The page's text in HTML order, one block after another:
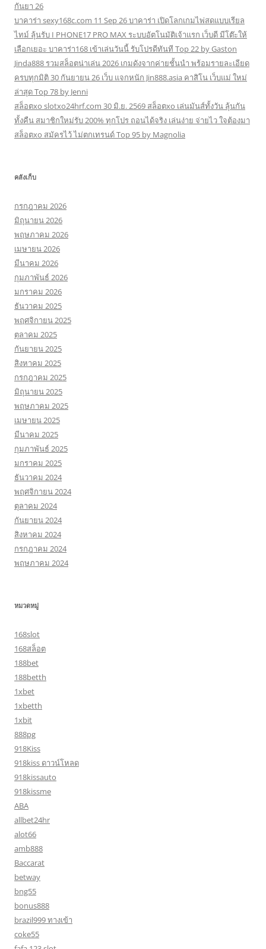
กันยา 26
บาคาร่า sexy168c.com 11 Sep 26 บาคาร่า เปิดโลกเกมไพ่สดแบบเรียล
ไทม์ ลุ้นรับ I PHONE17 PRO MAX ระบบอัตโนมัติเจ้าแรก เว็บดี มีโต๊ะให้
เลือกเยอะ บาคาร่า168 เข้าเล่นวันนี้ รับโปรดีทันที Top 22 by Gaston
Jinda888 รวมสล็อตน่าเล่น 2026 เกมดังจากค่ายชั้นนำ พร้อมรายละเอียด
ครบทุกมิติ 30 กันยายน 26 เว็บ แจกหนัก Jin888.asia คาสิโน เว็บแม่ ใหม่
ล่าสุด Top 78 by Jenni
สล็อตxo slotxo24hrf.com 30 มิ.ย. 2569 สล็อตxo เล่นมันส์ทั้งวัน ลุ้นกัน
ทั้งคืน สมาชิกใหม่รับ 200% ทุกโปร ถอนได้จริง เล่นง่าย จ่ายไว ใจต้องมา
สล็อตxo สมัครไว้ ไม่ตกเทรนด์ Top 95 by Magnolia
คลังเก็บ
กรกฎาคม 2026
มิถุนายน 2026
พฤษภาคม 2026
เมษายน 2026
มีนาคม 2026
กุมภาพันธ์ 2026
มกราคม 2026
ธันวาคม 2025
พฤศจิกายน 2025
ตุลาคม 2025
กันยายน 2025
สิงหาคม 2025
กรกฎาคม 2025
มิถุนายน 2025
พฤษภาคม 2025
เมษายน 2025
มีนาคม 2025
กุมภาพันธ์ 2025
มกราคม 2025
ธันวาคม 2024
พฤศจิกายน 2024
ตุลาคม 2024
กันยายน 2024
สิงหาคม 2024
กรกฎาคม 2024
พฤษภาคม 2024
หมวดหมู่
168slot
168สล็อต
188bet
188betth
1xbet
1xbetth
1xbit
888pg
918Kiss
918kiss ดาวน์โหลด
918kissauto
918kissme
ABA
allbet24hr
alot66
amb888
Baccarat
betway
bng55
bonus888
brazil999 ทางเข้า
coke55